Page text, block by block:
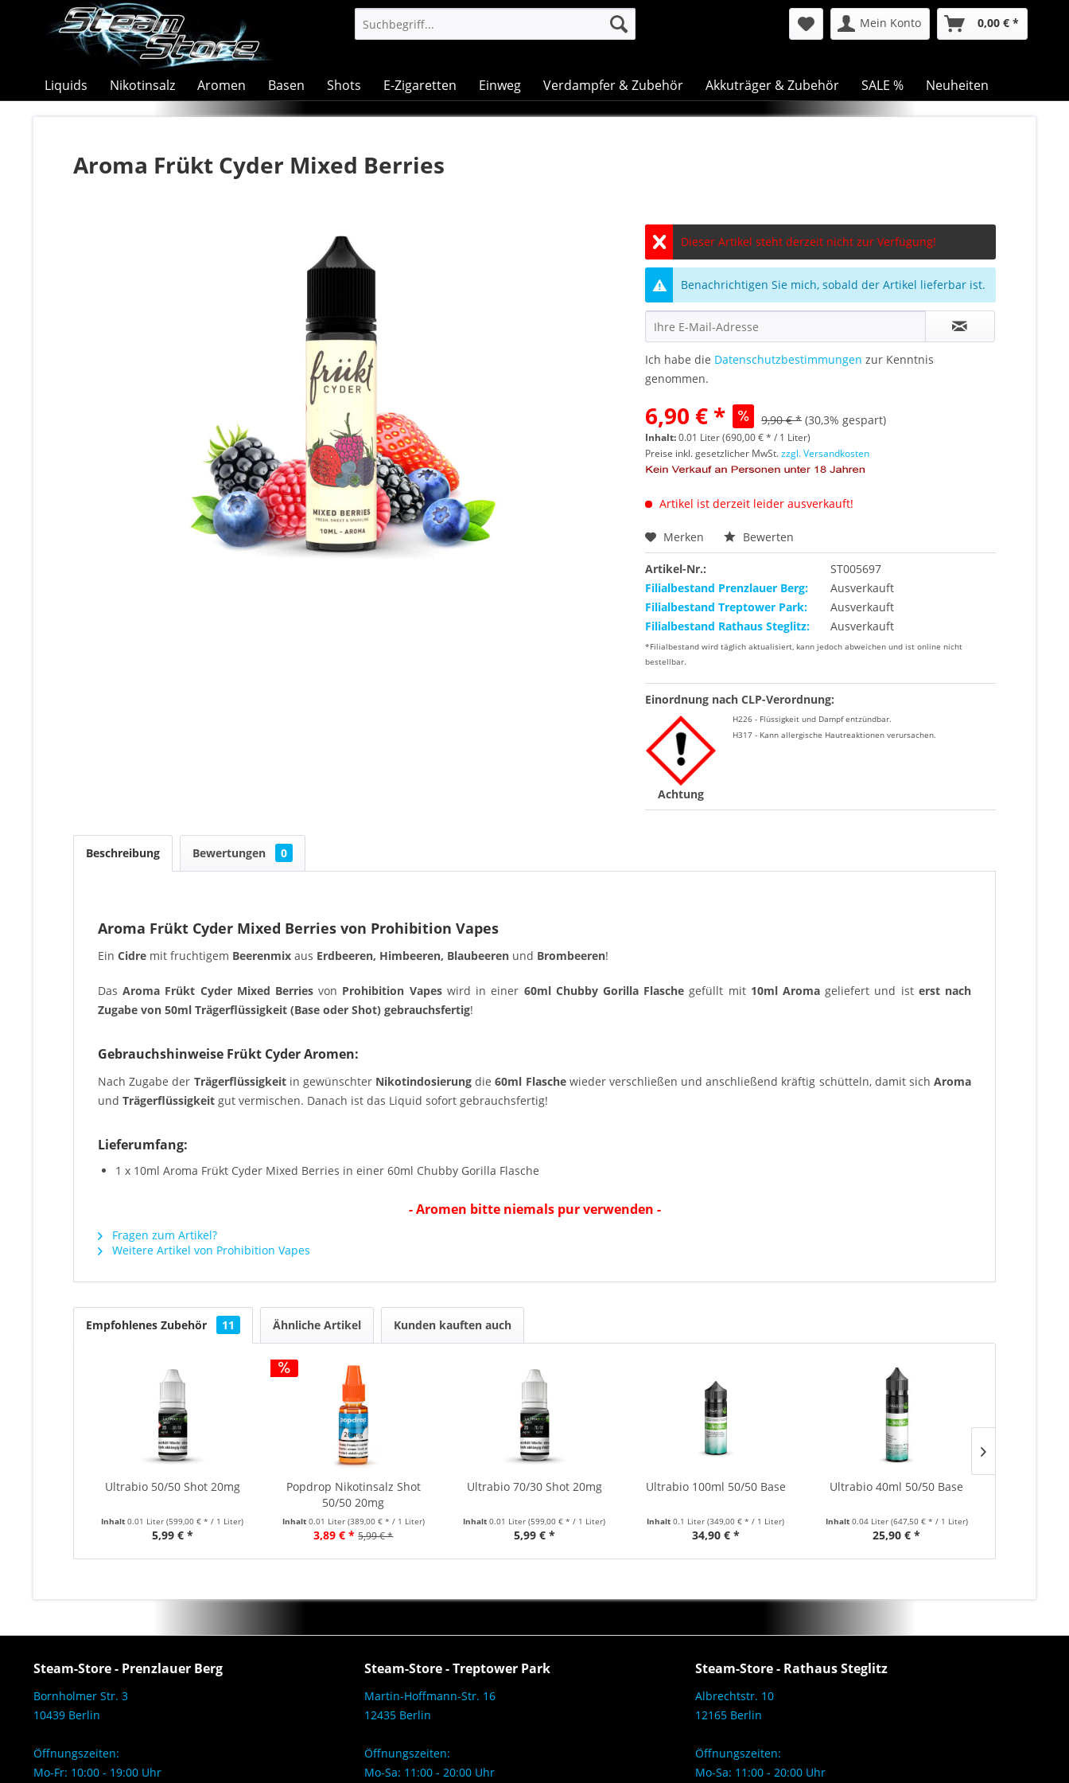
Mein Konto 0,00 € *
Liquids Nikotinsalz Aromen Basen Shots E-Zigaretten Einweg Verdampfer & Zubehör Akkuträger & Zubehör SALE % Neuheiten
Aroma Frükt Cyder Mixed Berries
Dieser Artikel steht derzeit nicht zur Verfügung!
Benachrichtigen Sie mich, sobald der Artikel lieferbar ist.
Ich habe die Datenschutzbestimmungen zur Kenntnis
genommen.
6,90 € * 9,90 € * (30,3% gespart)
Inhalt:0.01 Liter (690,00 € * / 1 Liter)
Preise inkl. gesetzlicher MwSt.zzgl. Versandkosten
Artikel ist derzeit leider ausverkauft!
Merken Bewerten
Artikel-Nr.:
ST005697
Filialbestand Prenzlauer Berg:
Ausverkauft
Filialbestand Treptower Park:
Ausverkauft
Filialbestand Rathaus Steglitz:
Ausverkauft
*Filialbestand wird täglich aktualisiert, kann jedoch abweichen und ist online nicht
bestellbar.
Einordnung nach CLP-Verordnung:
Achtung
H226 - Flüssigkeit und Dampf entzündbar.
H317 - Kann allergische Hautreaktionen verursachen.
Beschreibung Bewertungen 0
Aroma Frükt Cyder Mixed Berries von Prohibition Vapes
Ein Cidre mit fruchtigem Beerenmix aus Erdbeeren, Himbeeren, Blaubeeren und Brombeeren!
DasAroma Frükt Cyder Mixed Berriesvon Prohibition Vapeswird in einer 60ml Chubby Gorilla Flasche gefüllt mit 10ml Aroma geliefert und ist erst nach
Zugabe von 50ml Trägerflüssigkeit (Base oder Shot) gebrauchsfertig!
Gebrauchshinweise Frükt Cyder Aromen:
Nach Zugabe der Trägerflüssigkeitin gewünschter Nikotindosierung die60ml Flaschewieder verschließen und anschließend kräftig schütteln, damit sichAroma
und Trägerflüssigkeit gut vermischen. Danach ist das Liquid sofort gebrauchsfertig!
Lieferumfang:
1 x 10ml Aroma Frükt Cyder Mixed Berries in einer 60ml Chubby Gorilla Flasche
- Aromen bitte niemals pur verwenden -
Fragen zum Artikel?
Weitere Artikel von Prohibition Vapes
Empfohlenes Zubehör 11 Ähnliche Artikel Kunden kauften auch
Ultrabio 50/50 Shot 20mg
Inhalt0.01 Liter(599,00 € * / 1 Liter)
5,99 € *
Popdrop Nikotinsalz Shot
50/50 20mg
Inhalt 0.01 Liter (389,00 € * / 1 Liter)
3,89 € * 5,99 € *
Ultrabio 70/30 Shot 20mg
Inhalt0.01 Liter(599,00 € * / 1 Liter)
5,99 € *
Ultrabio 100ml 50/50 Base
Inhalt0.1 Liter(349,00 € * / 1 Liter)
34,90 € *
Ultrabio 40ml 50/50 Base
Inhalt 0.04 Liter (647,50 € * / 1 Liter)
25,90 € *
Steam-Store - Prenzlauer Berg
Bornholmer Str. 3
10439 Berlin
Öffnungszeiten:
Mo-Fr: 10:00 - 19:00 Uhr
Steam-Store - Treptower Park
Martin-Hoffmann-Str. 16
12435 Berlin
Öffnungszeiten:
Mo-Sa: 11:00 - 20:00 Uhr
Steam-Store - Rathaus Steglitz
Albrechtstr. 10
12165 Berlin
Öffnungszeiten:
Mo-Sa: 11:00 - 20:00 Uhr